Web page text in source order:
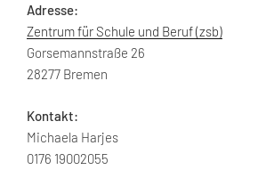
Adresse:
Zentrum für Schule und Beruf (zsb)
Gorsemannstraße 26
28277 Bremen
Kontakt:
Michaela Harjes
0176 19002055